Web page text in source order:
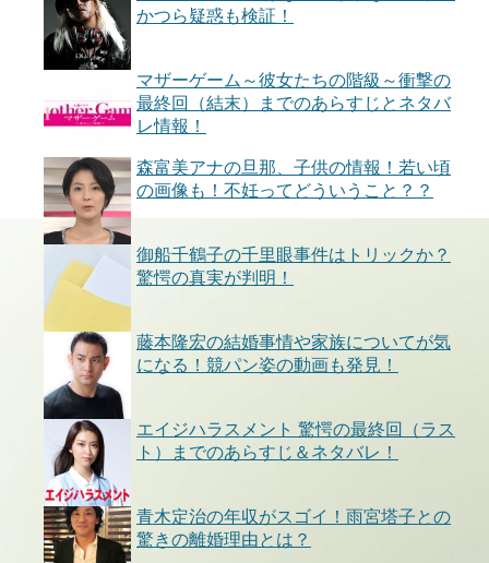
かつら疑惑も検証！
マザーゲーム～彼女たちの階級～衝撃の
最終回（結末）までのあらすじとネタバ
レ情報！
森富美アナの旦那、子供の情報！若い頃
の画像も！不妊ってどういうこと？？
御船千鶴子の千里眼事件はトリックか？
驚愕の真実が判明！
藤本隆宏の結婚事情や家族についてが気
になる！競パン姿の動画も発見！
エイジハラスメント 驚愕の最終回（ラス
ト）までのあらすじ＆ネタバレ！
青木定治の年収がスゴイ！雨宮塔子との
驚きの離婚理由とは？